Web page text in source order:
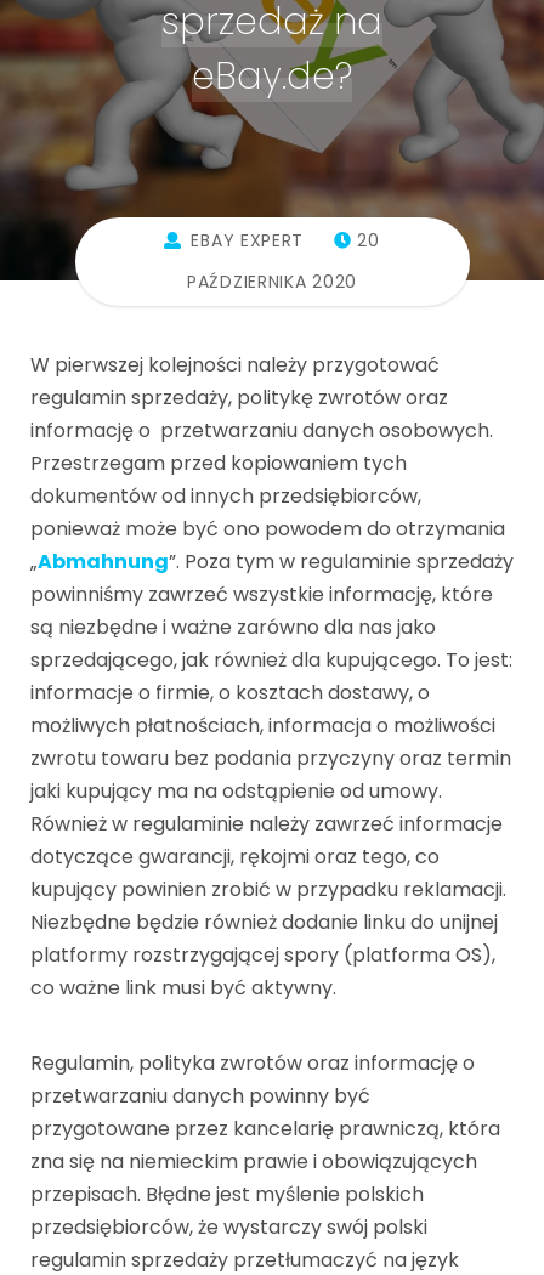
sprzedaż na
eBay.de?
EBAY EXPERT
20
PAŹDZIERNIKA 2020
W pierwszej kolejności należy przygotować
regulamin sprzedaży, politykę zwrotów oraz
informację o przetwarzaniu danych osobowych.
Przestrzegam przed kopiowaniem tych
dokumentów od innych przedsiębiorców,
ponieważ może być ono powodem do otrzymania
„Abmahnung”. Poza tym w regulaminie sprzedaży
powinniśmy zawrzeć wszystkie informację, które
są niezbędne i ważne zarówno dla nas jako
sprzedającego, jak również dla kupującego. To jest:
informacje o firmie, o kosztach dostawy, o
możliwych płatnościach, informacja o możliwości
zwrotu towaru bez podania przyczyny oraz termin
jaki kupujący ma na odstąpienie od umowy.
Również w regulaminie należy zawrzeć informacje
dotyczące gwarancji, rękojmi oraz tego, co
kupujący powinien zrobić w przypadku reklamacji.
Niezbędne będzie również dodanie linku do unijnej
platformy rozstrzygającej spory (platforma OS),
co ważne link musi być aktywny.
Regulamin, polityka zwrotów oraz informację o
przetwarzaniu danych powinny być
przygotowane przez kancelarię prawniczą, która
zna się na niemieckim prawie i obowiązujących
przepisach. Błędne jest myślenie polskich
przedsiębiorców, że wystarczy swój polski
regulamin sprzedaży przetłumaczyć na język